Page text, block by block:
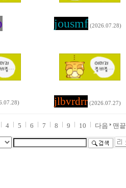
jousmf (2026.07.28)
jlbvrdrr (2026.07.27)
4 5 6 7 8 9 10 다음 맨끝